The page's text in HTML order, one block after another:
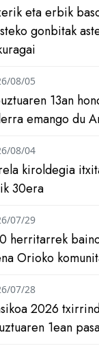
eta erbik
gonbitak
13an
emango du
08/05
kiroldegia
30era
08/04
herritarrek
Orioko
07/29
2026
1ean
07/28